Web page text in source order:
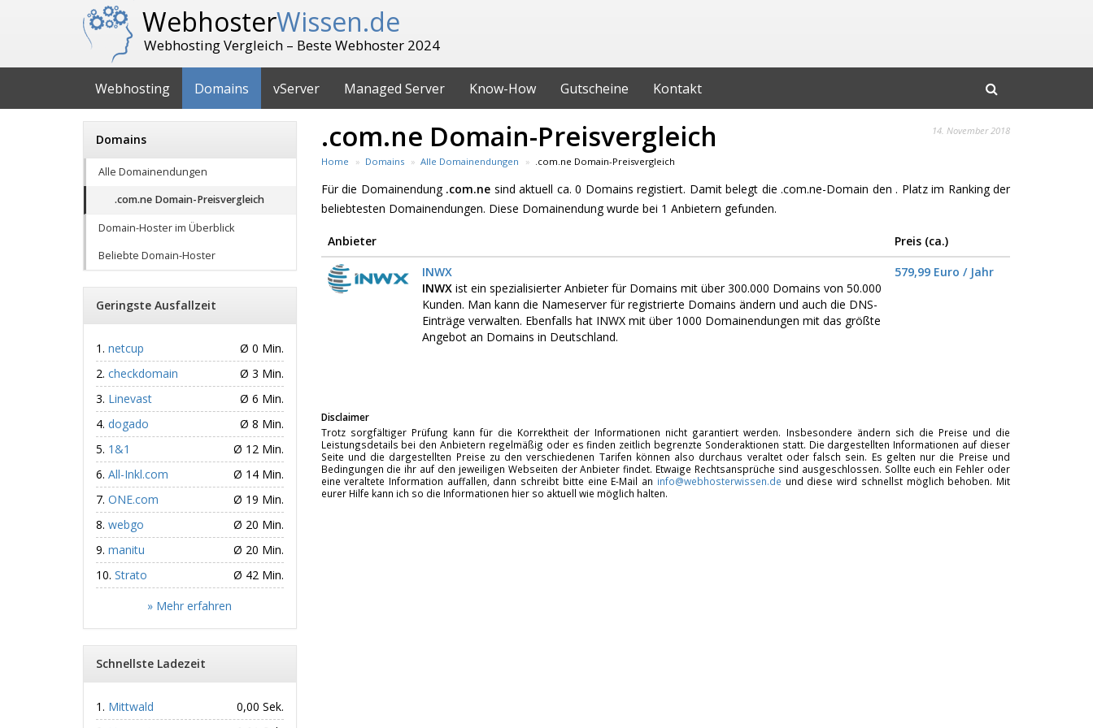
WebhosterWissen.de
Webhosting Vergleich – Beste Webhoster 2024
Webhosting Domains vServer Managed Server Know-How Gutscheine Kontakt
14. November 2018
.com.ne Domain-Preisvergleich
Home Domains Alle Domainendungen .com.ne Domain-Preisvergleich
Für die Domainendung .com.ne sind aktuell ca. 0 Domains registiert. Damit belegt die .com.ne-Domain den . Platz im Ranking der
beliebtesten Domainendungen. Diese Domainendung wurde bei 1 Anbietern gefunden.
Anbieter
Preis (ca.)
INWX
INWXist ein spezialisierter Anbieter für Domains mit über 300.000 Domains von 50.000
Kunden. Man kann die Nameserver für registrierte Domains ändern und auch die DNS-
Einträge verwalten. Ebenfalls hat INWX mit über 1000 Domainendungen mit das größte
Angebot an Domains in Deutschland.
579,99 Euro / Jahr
Disclaimer
Trotz sorgfältiger Prüfung kann für die Korrektheit der Informationen nicht garantiert werden. Insbesondere ändern sich die Preise und die
Leistungsdetails bei den Anbietern regelmäßig oder es finden zeitlich begrenzte Sonderaktionen statt. Die dargestellten Informationen auf dieser
Seite und die dargestellten Preise zu den verschiedenen Tarifen können also durchaus veraltet oder falsch sein. Es gelten nur die Preise und
Bedingungen die ihr auf den jeweiligen Webseiten der Anbieter findet. Etwaige Rechtsansprüche sind ausgeschlossen. Sollte euch ein Fehler oder
eine veraltete Information auffallen, dann schreibt bitte eine E-Mail an info@webhosterwissen.de und diese wird schnellst möglich behoben. Mit
eurer Hilfe kann ich so die Informationen hier so aktuell wie möglich halten.
Domains
Alle Domainendungen
.com.ne Domain-Preisvergleich
Domain-Hoster im Überblick
Beliebte Domain-Hoster
Geringste Ausfallzeit
netcup
Ø 0 Min.
checkdomain
Ø 3 Min.
Linevast
Ø 6 Min.
dogado
Ø 8 Min.
1&1
Ø 12 Min.
All-Inkl.com
Ø 14 Min.
ONE.com
Ø 19 Min.
webgo
Ø 20 Min.
manitu
Ø 20 Min.
Strato
Ø 42 Min.
» Mehr erfahren
Schnellste Ladezeit
Mittwald
0,00 Sek.